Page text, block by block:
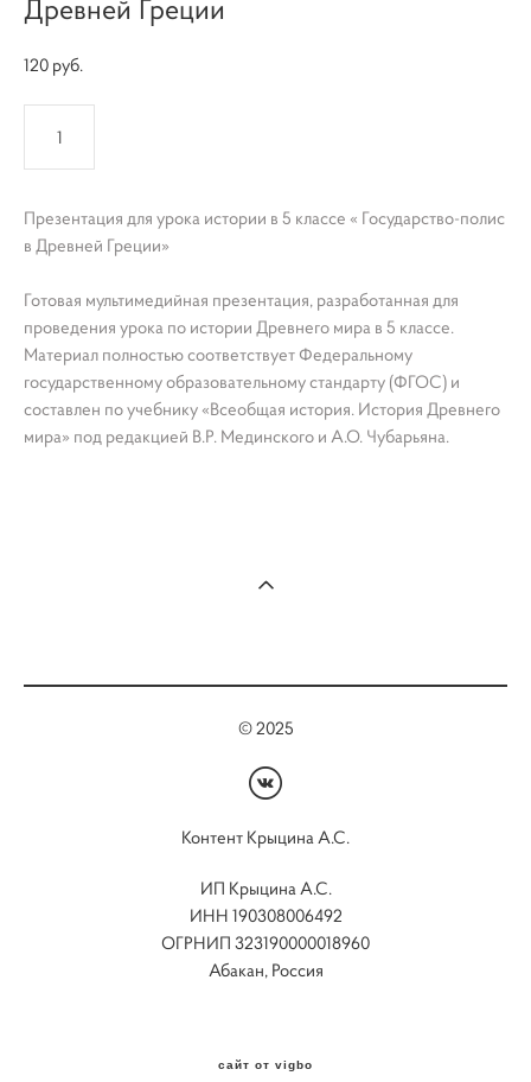
Древней Греции
120 pуб.
Презентация для урока истории в 5 классе « Государство-полис
в Древней Греции»
Готовая мультимедийная презентация, разработанная для
проведения урока по истории Древнего мира в 5 классе.
Материал полностью соответствует Федеральному
государственному образовательному стандарту (ФГОС) и
составлен по учебнику «Всеобщая история. История Древнего
мира» под редакцией В.Р. Мединского и А.О. Чубарьяна.
© 2025
Контент Крыцина А.С.
ИП Крыцина А.С.
ИНН 190308006492
ОГРНИП 323190000018960
Абакан, Россия
сайт от vigbo